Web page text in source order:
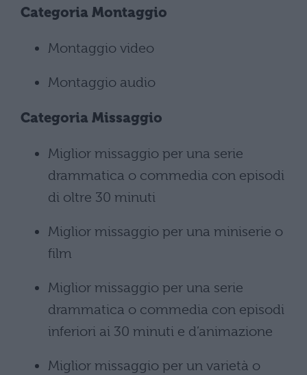
Categoria Montaggio
Montaggio video
Montaggio audio
Categoria Missaggio
Miglior missaggio per una serie
drammatica o commedia con episodi
di oltre 30 minuti
Miglior missaggio per una miniserie o
film
Miglior missaggio per una serie
drammatica o commedia con episodi
inferiori ai 30 minuti e d’animazione
Miglior missaggio per un varietà o